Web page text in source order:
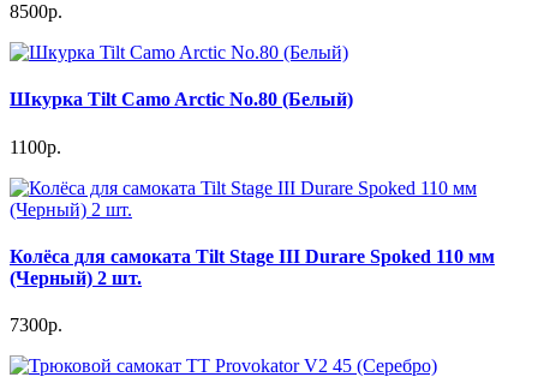
8500р.
Шкурка Tilt Camo Arctic No.80 (Белый)
1100р.
Колёсa для самоката Tilt Stage III Durare Spoked 110 мм
(Черный) 2 шт.
7300р.